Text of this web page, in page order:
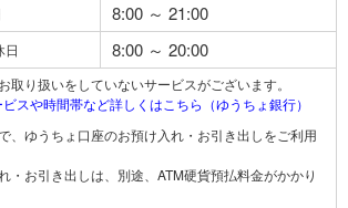
8:00 ～ 21:00
日 8:00 ～ 20:00
取り扱いをしていないサービスがございます。
スや時間帯など詳しくはこちら（ゆうちょ銀行）
、ゆうちょ口座のお預け入れ・お引き出しをご利用
・お引き出しは、別途、ATM硬貨預払料金がかかり